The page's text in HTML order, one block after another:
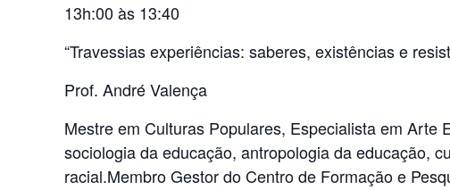
13h:00 às 13:40
“Travessias experiências: saberes, existências e
Prof. André Valença
Mestre em Culturas Populares, Especialista em
sociologia da educação, antropologia da educação,
racial.Membro Gestor do Centro de Formação e